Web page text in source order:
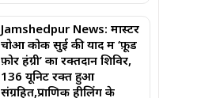
Jamshedpur News: मास्टर
चोआ कोक सुई की याद में ‘फ़ूड
फ़ोर हंग्री’ का रक्तदान शिविर,
136 यूनिट रक्त हुआ
संग्रहित,प्राणिक हीलिंग के